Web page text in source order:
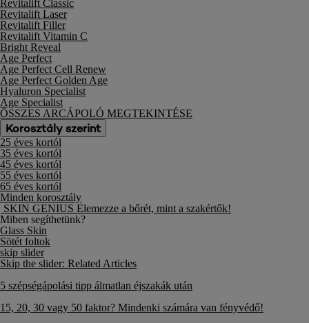
Revitalift Classic
Revitalift Laser
Revitalift Filler
Revitalift Vitamin C
Bright Reveal
Age Perfect
Age Perfect Cell Renew
Age Perfect Golden Age
Hyaluron Specialist
Age Specialist
ÖSSZES ARCÁPOLÓ MEGTEKINTÉSE
Korosztály szerint
25 éves kortól
35 éves kortól
45 éves kortól
55 éves kortól
65 éves kortól
Minden korosztály
SKIN GENIUS Elemezze a bőrét, mint a szakértők!
Miben segíthetünk?
Glass Skin
Sötét foltok
skip slider
Skip the slider: Related Articles
5 szépségápolási tipp álmatlan éjszakák után
15, 20, 30 vagy 50 faktor? Mindenki számára van fényvédő!